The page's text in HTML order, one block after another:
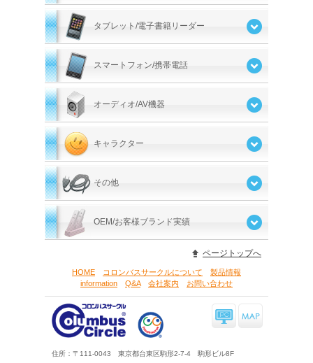
タブレット/電子書籍リーダー
スマートフォン/携帯電話
オーディオ/AV機器
キャラクター
その他
OEM/お客様ブランド実績
ページトップへ
HOME コロンバスサークルについて
製品情報
information
Q&A 会社案内 お問い合わせ
住所：〒111-0043 東京都台東区駒形2-7-4 駒形ビル8F